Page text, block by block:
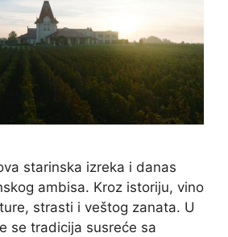
starinska izreka i danas
ambisa. Kroz istoriju, vino
strasti i veštog zanata. U
se tradicija susreće sa